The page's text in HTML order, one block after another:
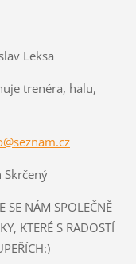
Leksa
halu,
SE NÁM SPOLEČNĚ
KTERÉ S RADOSTÍ